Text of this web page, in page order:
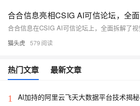
猫头虎 579
热门文章 最新文章
1 AI加持的阿里云飞天大数据平台技术揭秘